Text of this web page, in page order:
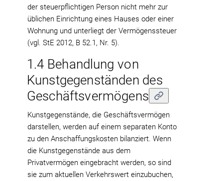
der steuerpflichtigen Person nicht mehr zur
üblichen Einrichtung eines Hauses oder einer
Wohnung und unterliegt der Vermögenssteuer
(vgl. StE 2012, B 52.1, Nr. 5).
1.4 Behandlung von
Kunstgegenständen des
Geschäftsvermögens
Kunstgegenstände, die Geschäftsvermögen
darstellen, werden auf einem separaten Konto
zu den Anschaffungskosten bilanziert. Wenn
die Kunstgegenstände aus dem
Privatvermögen eingebracht werden, so sind
sie zum aktuellen Verkehrswert einzubuchen,